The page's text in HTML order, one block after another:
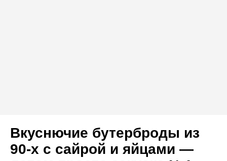
Вкуснючие бутерброды из
90-х с сайрой и яйцами —